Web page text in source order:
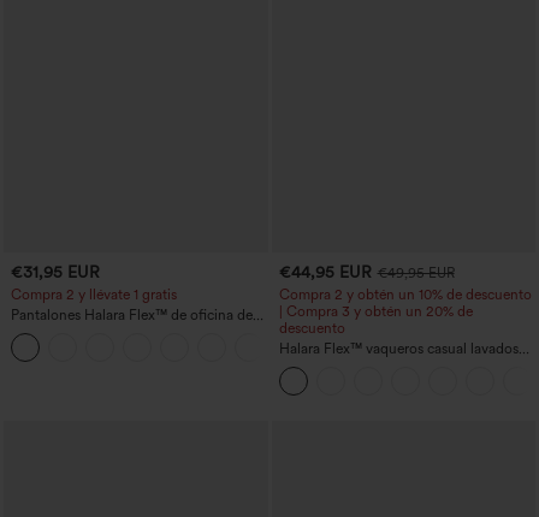
€31,95 EUR
Compra 2 y llévate 1 gratis
Pantalones Halara Flex™ de oficina de
tiro alto ligeramente acampanados con
bolsillos
+13
€44,95 EUR €49,95 EUR
Compra 2 y obtén un 10% de descuento
| Compra 3 y obtén un 20% de
descuento
Halara Flex™ vaqueros casual lavados
asimétricos de tiro bajo con bolsillos
con cremallera, corte baggy y pierna
ancha